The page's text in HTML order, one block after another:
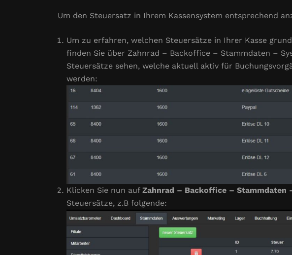
Um den Steuersatz in Ihrem Kassensystem entsprechend
Um zu erfahren, welchen Steuersätze in Ihrer Kasse
finden Sie über Zahnrad – Backoffice – Stammdaten –
Steuersätze sehen, welche aktuell aktiv für
werden:
Klicken Sie nun auf Zahnrad – Backoffice – Stammdaten
Steuersätze, z.B folgende: